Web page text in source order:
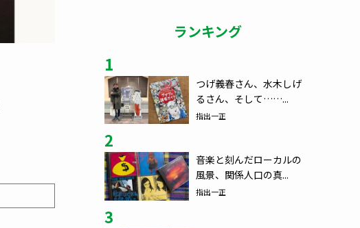
ランキング
1
つげ義春さん、水木しげ
るさん、そして……...
指出一正
2
音楽と刻んだローカルの
風景、関係人口の真...
指出一正
3